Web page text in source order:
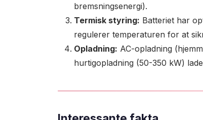
bremsningsenergi).
Termisk styring: Batteriet har
regulerer temperaturen for at
Opladning: AC-opladning
hurtigopladning (50-350 kW)